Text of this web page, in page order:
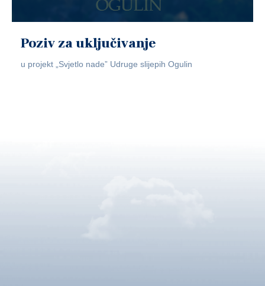
Poziv za uključivanje
u projekt „Svjetlo nade” Udruge slijepih Ogulin